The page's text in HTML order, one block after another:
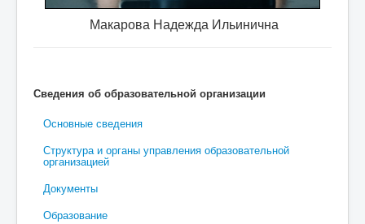
Макарова Надежда Ильинична
Сведения об образовательной организации
Основные сведения
Структура и органы управления образовательной
организацией
Документы
Образование